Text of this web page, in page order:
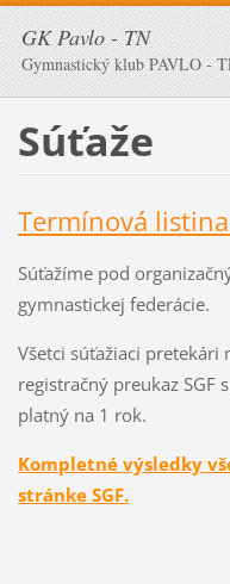
GK Pavlo - TN
Gymnastický klub PAVLO -
Súťaže
Termínová listina
Súťažíme pod
gymnastickej federácie.
Všetci súťažiaci
registračný preukaz
platný na 1 rok.
Kompletné výsledky
stránke SGF.